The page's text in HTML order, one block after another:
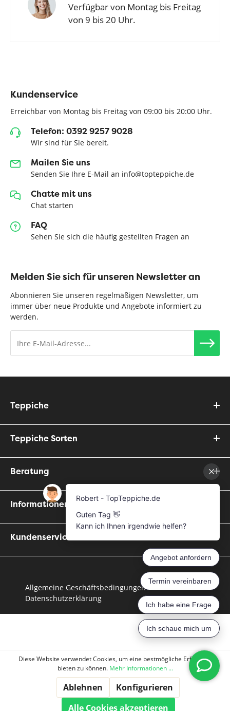
Verfügbar von Montag bis Freitag
von 9 bis 20 Uhr.
Kundenservice
Erreichbar von Montag bis Freitag von 09:00 bis 20:00 Uhr.
Telefon: 0392 9257 9028
Wir sind für Sie bereit.
Mailen Sie uns
Senden Sie Ihre E-Mail an info@topteppiche.de
Chatte mit uns
Chat starten
FAQ
Sehen Sie sich die häufig gestellten Fragen an
Melden Sie sich für unseren Newsletter an
Abonnieren Sie unseren regelmäßigen Newsletter, um
immer über neue Produkte und Angebote informiert zu
werden.
Teppiche
Teppiche Sorten
Beratung
Informationen
Kundenservice
Allgemeine Geschäftsbedingungen
Datenschutzerklärung
Diese Website verwendet Cookies, um eine bestmögliche Erfahrung
bieten zu können. Mehr Informationen ...
Ablehnen
Konfigurieren
Alle Cookies akzeptieren